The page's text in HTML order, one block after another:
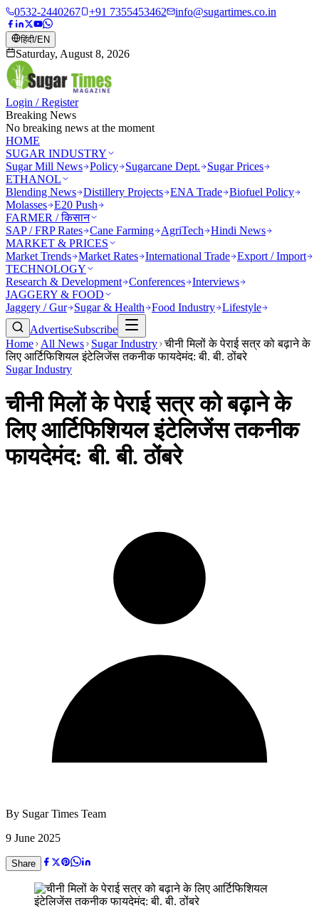
0532-2440267 +91 7355453462 info@sugartimes.co.in
हिंदी/EN
Saturday, August 8, 2026
Login / Register
Breaking News
No breaking news at the moment
HOME
SUGAR INDUSTRY
Sugar Mill News Policy Sugarcane Dept.
Sugar Prices
ETHANOL
Blending News Distillery Projects ENA Trade Biofuel Policy
Molasses E20 Push
FARMER / किसान
SAP / FRP Rates Cane Farming AgriTech
Hindi News
MARKET & PRICES
Market Trends Market Rates International Trade Export / Import
TECHNOLOGY
Research & Development Conferences Interviews
JAGGERY & FOOD
Jaggery / Gur
Sugar & Health Food Industry Lifestyle
AdvertiseSubscribe
Home
All News Sugar Industry चीनी मिलों के पेराई सत्र को बढ़ाने के
लिए आर्टिफिशियल इंटेलिजेंस तकनीक फायदेमंद: बी. बी. ठोंबरे
Sugar Industry
चीनी मिलों के पेराई सत्र को बढ़ाने के
लिए आर्टिफिशियल इंटेलिजेंस तकनीक
फायदेमंद: बी. बी. ठोंबरे
By Sugar Times Team
9 June 2025
Share